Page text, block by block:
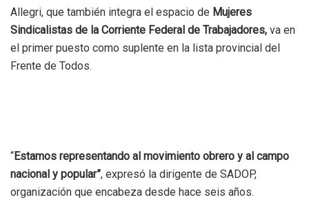
Allegri, que también integra el espacio de Mujeres
Sindicalistas de la Corriente Federal de Trabajadores, va en
el primer puesto como suplente en la lista provincial del
Frente de Todos.
“Estamos representando al movimiento obrero y al campo
nacional y popular”, expresó la dirigente de SADOP,
organización que encabeza desde hace seis años.